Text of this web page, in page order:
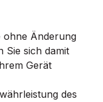
ohne Änderung
Sie sich damit
Gerät
des